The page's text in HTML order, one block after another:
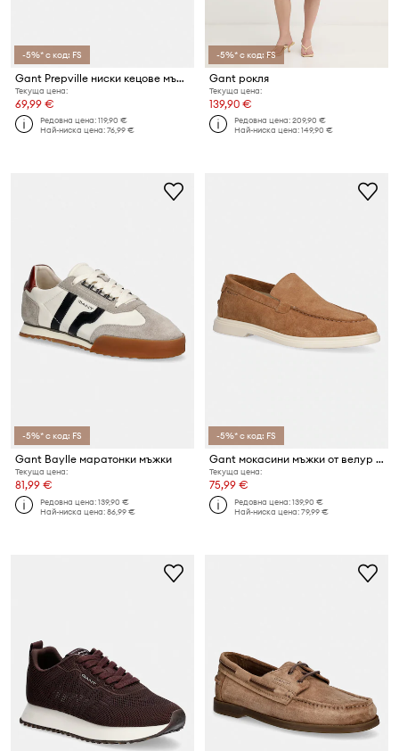
-5%* с код: FS
Gant Prepville ниски кецове мъжки
Текуща цена:
69,99 €
Редовна цена:119,90 €
Най-ниска цена:76,99 €
-5%* с код: FS
Gant рокля
Текуща цена:
139,90 €
Редовна цена:209,90 €
Най-ниска цена:149,90 €
-5%* с код: FS
Gant Baylle маратонки мъжки
Текуща цена:
81,99 €
Редовна цена:139,90 €
Най-ниска цена:86,99 €
-5%* с код: FS
Gant мокасини мъжки от велур Boery
Текуща цена:
75,99 €
Редовна цена:139,90 €
Най-ниска цена:79,99 €